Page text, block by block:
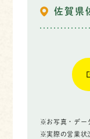
佐賀県
※お写真・デー
※実際の営業状